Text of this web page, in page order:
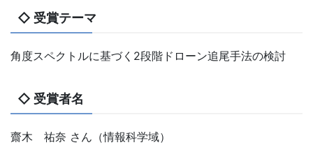
◇ 受賞テーマ
角度スペクトルに基づく2段階ドローン追尾手法の検討
◇ 受賞者名
齋木 祐奈 さん（情報科学域）